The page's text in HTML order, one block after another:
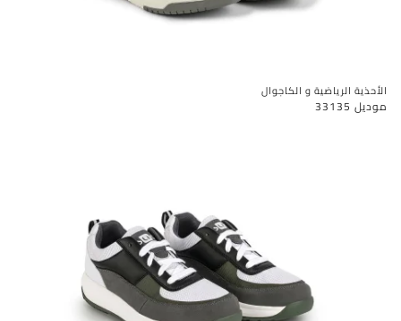
الأحذية الرياضية و الكاجوال
موديل 33135